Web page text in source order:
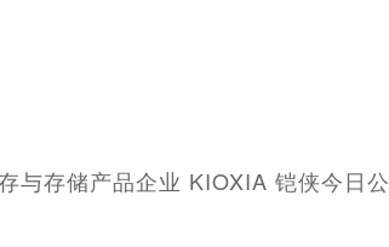
与存储产品企业 KIOXIA 铠侠今日